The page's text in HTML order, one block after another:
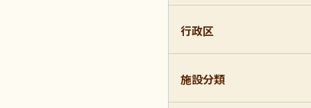
行政区
施設分類